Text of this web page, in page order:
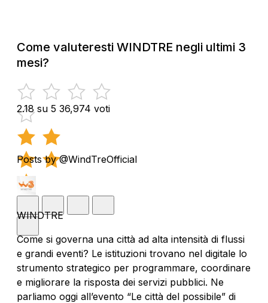
Come valuteresti WINDTRE negli ultimi 3
mesi?
2.18 su 5 36,974 voti
Posts by @WindTreOfficial
WINDTRE
Come si governa una città ad alta intensità di flussi
e grandi eventi? Le istituzioni trovano nel digitale lo
strumento strategico per programmare, coordinare
e migliorare la risposta dei servizi pubblici. Ne
parliamo oggi all’evento “Le città del possibile” di